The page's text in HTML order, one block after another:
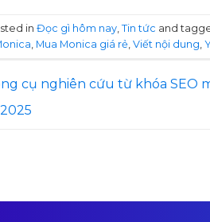
in Đọc gì hôm nay Tin tức and
Mua Monica giá rẻ Viết nội dung
cụ nghiên cứu từ khóa SEO